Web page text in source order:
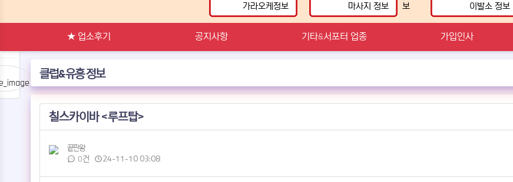
가라오케정보 마사지 정보
보
이발소 정보
★ 업소후기 공지사항 기타&서포터 업종 가입인사
클럽&유흥 정보
칠스카이바 <루프탑>
작성자
끝판왕
댓글
0건
작성일
24-11-10 03:08